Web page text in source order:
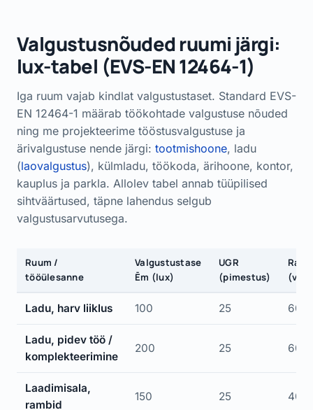
Valgustusnõuded ruumi järgi:
lux-tabel (EVS-EN 12464-1)
Iga ruum vajab kindlat valgustustaset. Standard EVS-
EN 12464-1 määrab töökohtade valgustuse nõuded
ning me projekteerime tööstusvalgustuse ja
ärivalgustuse nende järgi: tootmishoone, ladu
(laovalgustus), külmladu, töökoda, ärihoone, kontor,
kauplus ja parkla. Allolev tabel annab tüüpilised
sihtväärtused, täpne lahendus selgub
valgustusarvutusega.
Ruum /
tööülesanne
Valgustustase
Ēm (lux)
UGR
(pimestus)
Ra
Ladu, harv liiklus 100 25 60
Ladu, pidev töö /
komplekteerimine
200 25 60
Laadimisala,
rambid
150 25 40